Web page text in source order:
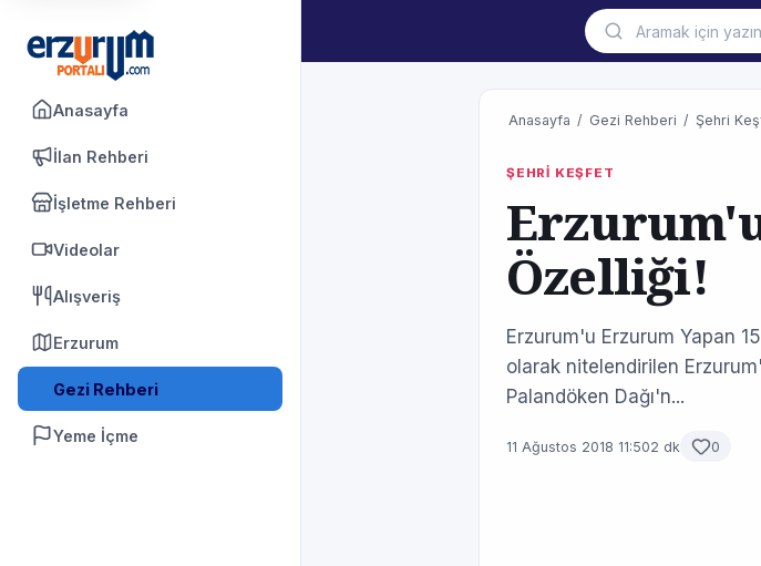
Anasayfa
İlan Rehberi
İşletme Rehberi
Videolar
Alışveriş
Erzurum
Gezi Rehberi
Yeme İçme
Anasayfa / Gezi Rehberi / Şehri
ŞEHRİ KEŞFET
Özelliği!
Erzurum'u Erzurum Yapan
olarak nitelendirilen
Palandöken Dağı'n...
11 Ağustos 2018 11:502 dk 0